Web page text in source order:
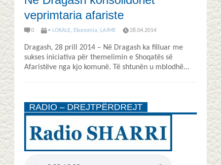
veprimtaria afariste
0 • LOKALE, Ekonomia, LAJME 28.04.2014
Dragash, 28 prill 2014 – Në Dragash ka filluar me
sukses iniciativa për themelimin e Shoqatës së
Afaristëve nga kjo komunë. Të shtunën u mblodhë...
RADIO – DREJTPËRDREJT